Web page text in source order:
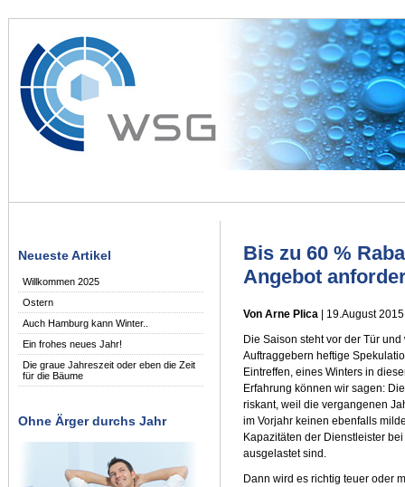
Neueste Artikel
Willkommen 2025
Ostern
Auch Hamburg kann Winter..
Ein frohes neues Jahr!
Die graue Jahreszeit oder eben die Zeit
für die Bäume
Ohne Ärger durchs Jahr
Bis zu 60 %
Angebot
Von Arne Plica | 19.August 2015
Die Saison steht vor der Tür
Auftraggebern heftige
Eintreffen, eines Winters in
Erfahrung können wir sagen:
riskant, weil die vergangenen
im Vorjahr keinen ebenfalls
Kapazitäten der Dienstleister
ausgelastet sind.
Dann wird es richtig teuer oder